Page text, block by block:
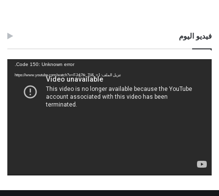
فيديو اليوم
Code 150: Unknown error.
تنزيل الملف: https://www.youtube.com/watch?v=FJdj7tk_7jI&_=1